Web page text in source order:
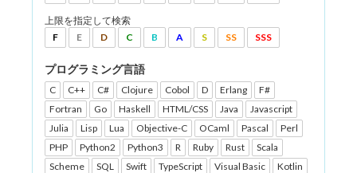
上限を指定して検索
F
E D C B A S SS SSS
プログラミング言語
C C++ C# Clojure Cobol D Erlang
F#
Fortran
Go Haskell HTML/CSS Java
Javascript
Julia
Lisp Lua Objective-C OCaml Pascal
Perl
PHP
Python2 Python3 R Ruby Rust
Scala
Scheme
SQL Swift TypeScript Visual Basic Kotlin